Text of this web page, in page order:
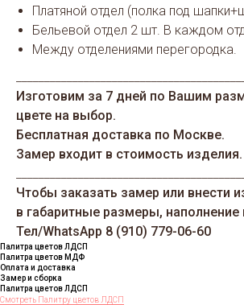
Платяной отдел (полка под
Бельевой отдел 2 шт. В каждом
Между отделениями перегородка.
Изготовим за 7 дней по Вашим
цвете на выбор.
Бесплатная доставка по Москве.
Замер входит в стоимость изделия.
Чтобы заказать замер или внести
в габаритные размеры, наполнение
Тел/WhatsАрp 8 (910) 779-06-60
Палитра цветов ЛДСП
Палитра цветов МДФ
Оплата и доставка
Замер и сборка
Палитра цветов ЛДСП
Смотреть Палитру цветов ЛДСП